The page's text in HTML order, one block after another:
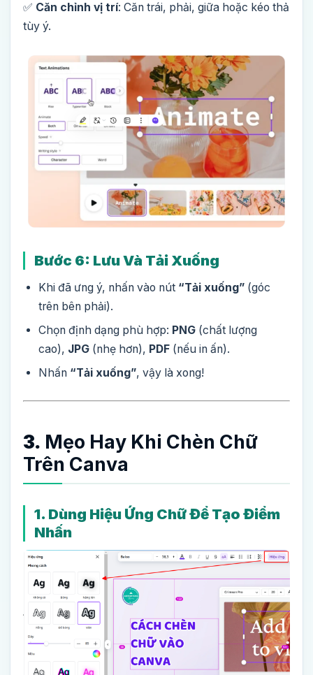
✅ Căn chỉnh vị trí: Căn trái, phải, giữa hoặc kéo thả
tùy ý.
Bước 6: Lưu Và Tải Xuống
Khi đã ưng ý, nhấn vào nút “Tải xuống” (góc
trên bên phải).
Chọn định dạng phù hợp: PNG (chất lượng
cao), JPG (nhẹ hơn), PDF (nếu in ấn).
Nhấn “Tải xuống”, vậy là xong!
3. Mẹo Hay Khi Chèn Chữ
Trên Canva
1. Dùng Hiệu Ứng Chữ Để Tạo Điểm
Nhấn